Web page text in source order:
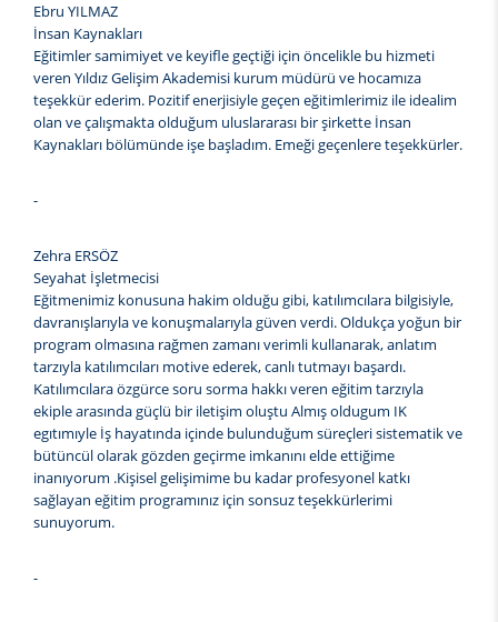
Ebru YILMAZ
İnsan Kaynakları
Eğitimler samimiyet ve keyifle geçtiği için öncelikle bu hizmeti
veren Yıldız Gelişim Akademisi kurum müdürü ve hocamıza
teşekkür ederim. Pozitif enerjisiyle geçen eğitimlerimiz ile idealim
olan ve çalışmakta olduğum uluslararası bir şirkette İnsan
Kaynakları bölümünde işe başladım. Emeği geçenlere teşekkürler.
-
Zehra ERSÖZ
Seyahat İşletmecisi
Eğitmenimiz konusuna hakim olduğu gibi, katılımcılara bilgisiyle,
davranışlarıyla ve konuşmalarıyla güven verdi. Oldukça yoğun bir
program olmasına rağmen zamanı verimli kullanarak, anlatım
tarzıyla katılımcıları motive ederek, canlı tutmayı başardı.
Katılımcılara özgürce soru sorma hakkı veren eğitim tarzıyla
ekiple arasında güçlü bir iletişim oluştu Almış oldugum IK
egıtımıyle İş hayatında içinde bulunduğum süreçleri sistematik ve
bütüncül olarak gözden geçirme imkanını elde ettiğime
inanıyorum .Kişisel gelişimime bu kadar profesyonel katkı
sağlayan eğitim programınız için sonsuz teşekkürlerimi
sunuyorum.
-